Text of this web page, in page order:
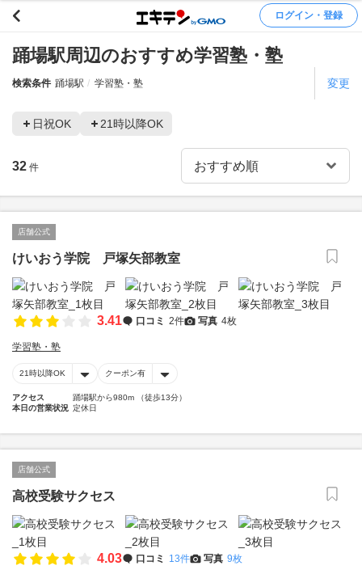
ログイン・登録
踊場駅周辺のおすすめ学習塾・塾
検索条件 踊場駅 学習塾・塾 変更
日祝OK 21時以降OK
32 件
店舗公式
けいおう学院 戸塚矢部教室
3.41 口コミ 2件 写真 4枚
学習塾・塾
21時以降OK クーポン有
アクセス
踊場駅から980m （徒歩13分）
本日の営業状況 定休日
店舗公式
高校受験サクセス
4.03 口コミ 13件 写真 9枚